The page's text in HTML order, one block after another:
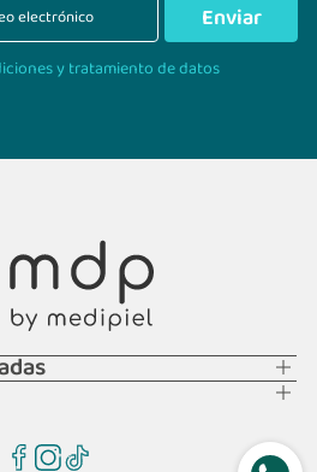
Enviar
y tratamiento de datos